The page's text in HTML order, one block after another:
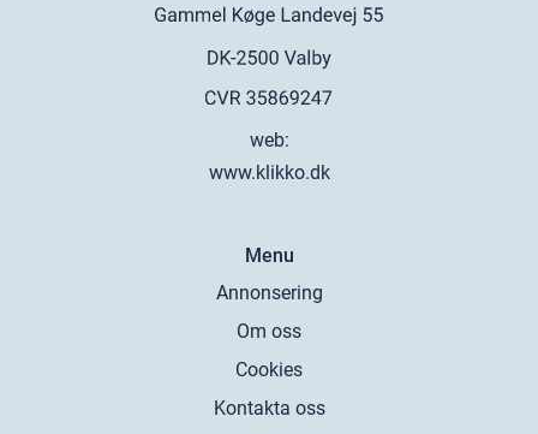
web:
www.klikko.dk
Menu
Annonsering
Om oss
Cookies
Kontakta oss